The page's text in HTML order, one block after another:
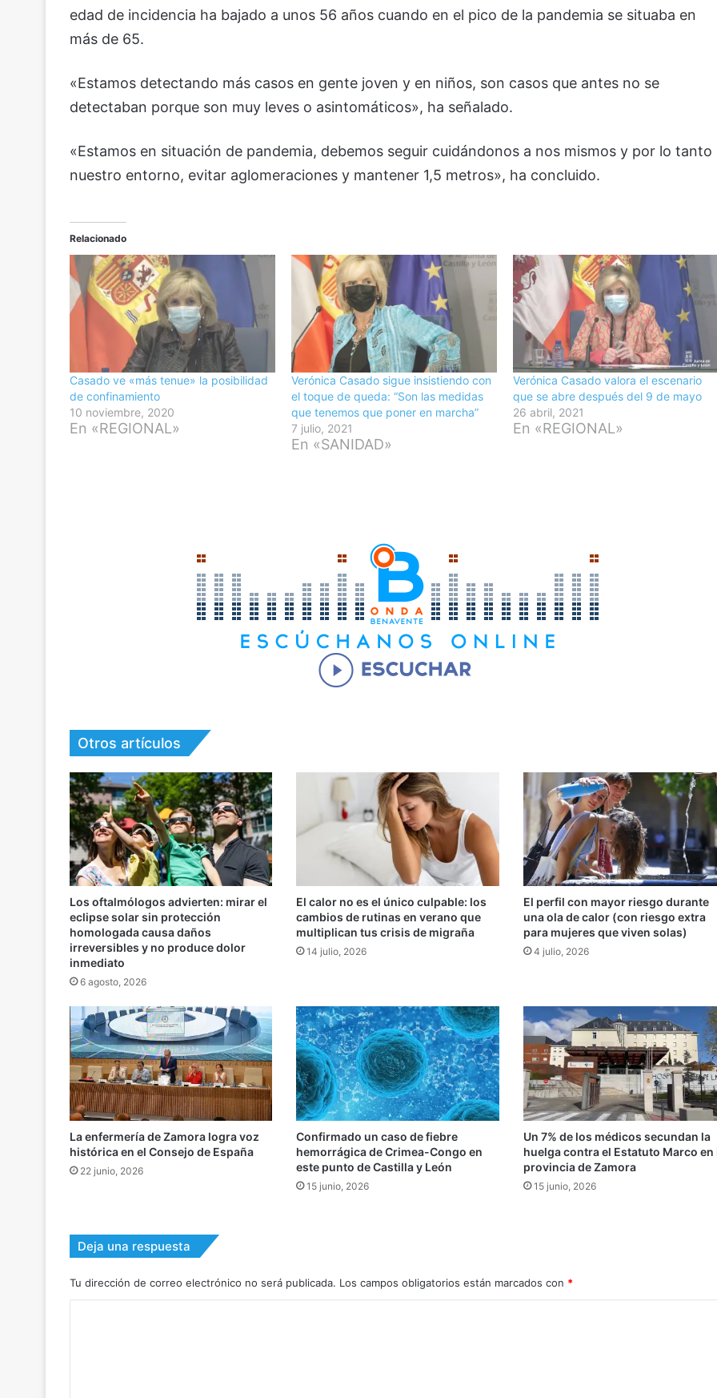
edad de incidencia ha bajado a unos 56 años cuando en el pico de la pandemia se situaba en
más de 65.
«Estamos detectando más casos en gente joven y en niños, son casos que antes no se
detectaban porque son muy leves o asintomáticos», ha señalado.
«Estamos en situación de pandemia, debemos seguir cuidándonos a nos mismos y por lo tanto
nuestro entorno, evitar aglomeraciones y mantener 1,5 metros», ha concluido.
Relacionado
Casado ve «más tenue» la posibilidad
de confinamiento
10 noviembre, 2020
En «REGIONAL»
Verónica Casado sigue insistiendo con
el toque de queda: “Son las medidas
que tenemos que poner en marcha”
7 julio, 2021
En «SANIDAD»
Verónica Casado valora el escenario
que se abre después del 9 de mayo
26 abril, 2021
En «REGIONAL»
Otros artículos
Los oftalmólogos advierten: mirar el
eclipse solar sin protección
homologada causa daños
irreversibles y no produce dolor
inmediato
6 agosto, 2026
El calor no es el único culpable: los
cambios de rutinas en verano que
multiplican tus crisis de migraña
14 julio, 2026
El perfil con mayor riesgo durante
una ola de calor (con riesgo extra
para mujeres que viven solas)
4 julio, 2026
La enfermería de Zamora logra voz
histórica en el Consejo de España
22 junio, 2026
Confirmado un caso de fiebre
hemorrágica de Crimea-Congo en
este punto de Castilla y León
15 junio, 2026
Un 7% de los médicos secundan la
huelga contra el Estatuto Marco en
provincia de Zamora
15 junio, 2026
Deja una respuesta
Tu dirección de correo electrónico no será publicada. Los campos obligatorios están marcados con *